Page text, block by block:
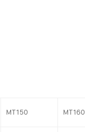
MT150 MT160